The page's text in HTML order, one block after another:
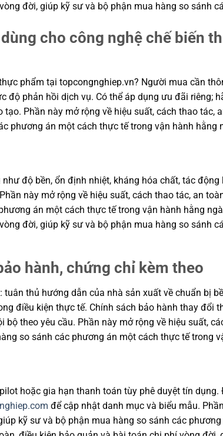
đời, giúp kỹ sư và bộ phận mua hàng so sánh
cho công nghệ chế biến
phẩm tại topcongnghiep.vn? Người mua cần
phản hồi dịch vụ. Có thể áp dụng ưu đãi riêng;
Phần này mở rộng về hiệu suất, cách thao tác,
phương án một cách thực tế trong vận hành hằng
độ bền, ổn định nhiệt, kháng hóa chất, tác
này mở rộng về hiệu suất, cách thao tác, an
án một cách thực tế trong vận hành hằng
đời, giúp kỹ sư và bộ phận mua hàng so sánh
hành, chứng chỉ kèm theo
thủ hướng dẫn của nhà sản xuất về chuẩn bị
điều kiện thực tế. Chính sách bảo hành thay đổi
theo yêu cầu. Phần này mở rộng về hiệu suất,
so sánh các phương án một cách thực tế trong
hoặc gia hạn thanh toán tùy phê duyệt tín
để cập nhật danh mục và biểu mẫu.
kỹ sư và bộ phận mua hàng so sánh các